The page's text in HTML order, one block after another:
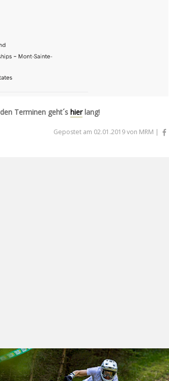
Terminen geht´s hierlang!
Gepostet am 02.01.2019 von MRM |